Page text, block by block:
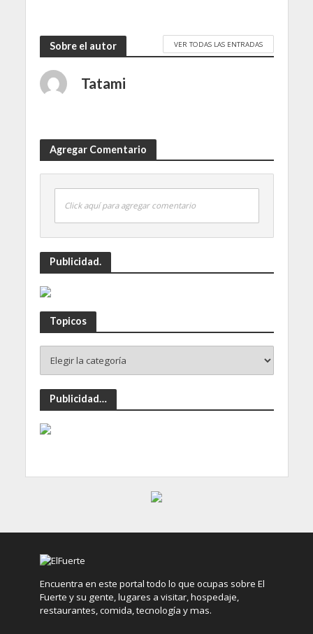
Sobre el autor VER TODAS LAS ENTRADAS
Tatami
Agregar Comentario
Click aquí para agregar comentario
Publicidad.
Topicos
Publicidad…
Encuentra en este portal todo lo que ocupas sobre El
Fuerte y su gente, lugares a visitar, hospedaje,
restaurantes, comida, tecnología y mas.